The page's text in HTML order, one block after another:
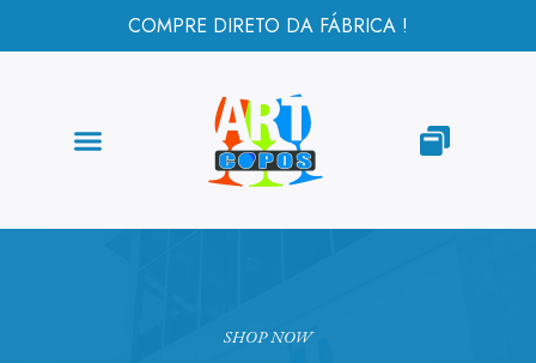
COMPRE DIRETO DA FÁBRICA !
SHOP NOW